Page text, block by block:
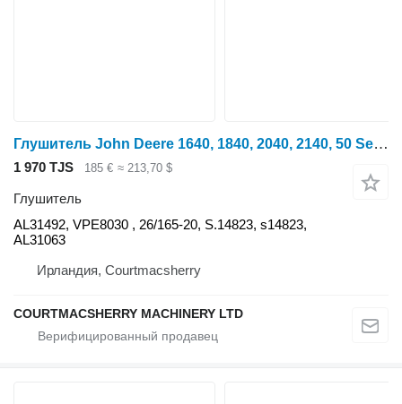
Глушитель John Deere 1640, 1840, 2040, 2140, 50 Series Exhaust Box Al31492, Al31063 AL31492 для трактора колесного
1 970 TJS 185 € ≈ 213,70 $
Глушитель
AL31492, VPE8030 , 26/165-20, S.14823, s14823,
AL31063
Ирландия, Courtmacsherry
COURTMACSHERRY MACHINERY LTD